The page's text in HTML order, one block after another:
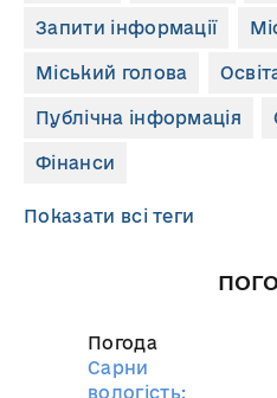
Запити інформації
Міський голова
Публічна інформація
Фінанси
Показати всі теги
Погода
Сарни
вологість: